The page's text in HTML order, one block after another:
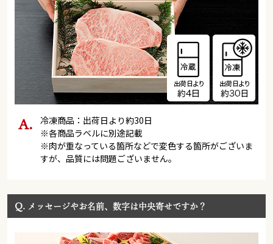
冷凍商品：出荷日より約30日
※各商品ラベルに別途記載
※肉が重なっている箇所などで変色する箇所がございま
すが、品質には問題ございません。
Q. メッセージやお名前、数字は中央寄せですか？